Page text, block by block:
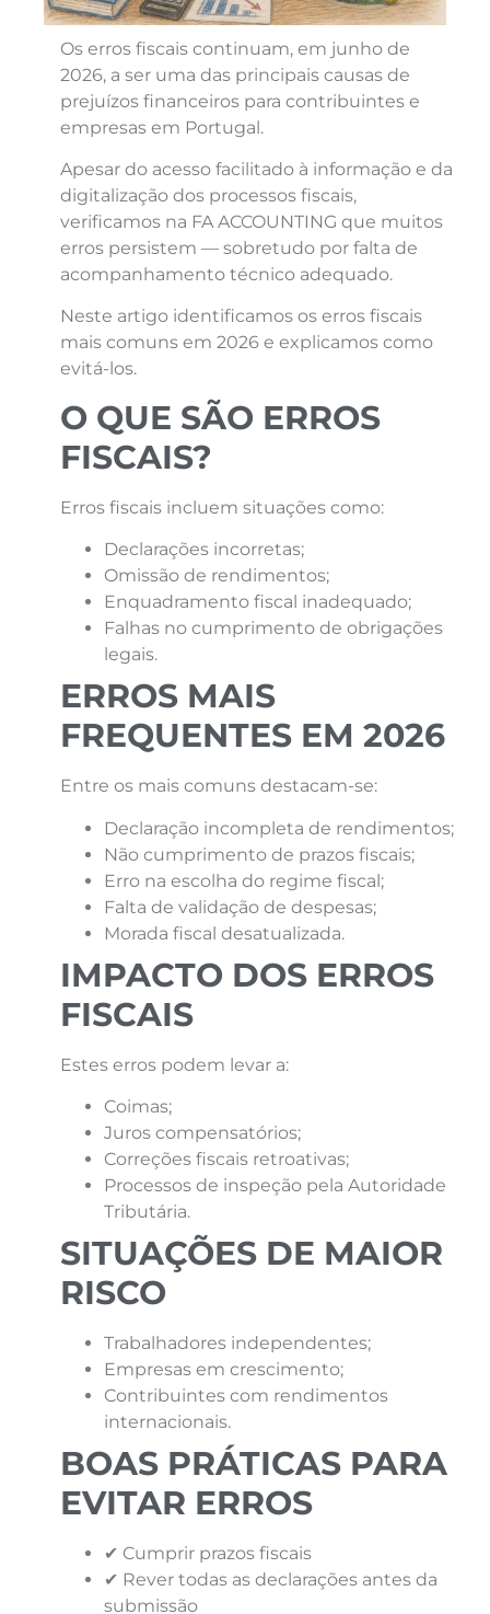
Os erros fiscais continuam, em junho de
2026, a ser uma das principais causas de
prejuízos financeiros para contribuintes e
empresas em Portugal.
Apesar do acesso facilitado à informação e da
digitalização dos processos fiscais,
verificamos na FA ACCOUNTING que muitos
erros persistem — sobretudo por falta de
acompanhamento técnico adequado.
Neste artigo identificamos os erros fiscais
mais comuns em 2026 e explicamos como
evitá-los.
O QUE SÃO ERROS
FISCAIS?
Erros fiscais incluem situações como:
Declarações incorretas;
Omissão de rendimentos;
Enquadramento fiscal inadequado;
Falhas no cumprimento de obrigações
legais.
ERROS MAIS
FREQUENTES EM 2026
Entre os mais comuns destacam-se:
Declaração incompleta de rendimentos;
Não cumprimento de prazos fiscais;
Erro na escolha do regime fiscal;
Falta de validação de despesas;
Morada fiscal desatualizada.
IMPACTO DOS ERROS
FISCAIS
Estes erros podem levar a:
Coimas;
Juros compensatórios;
Correções fiscais retroativas;
Processos de inspeção pela Autoridade
Tributária.
SITUAÇÕES DE MAIOR
RISCO
Trabalhadores independentes;
Empresas em crescimento;
Contribuintes com rendimentos
internacionais.
BOAS PRÁTICAS PARA
EVITAR ERROS
✔ Cumprir prazos fiscais
✔ Rever todas as declarações antes da
submissão